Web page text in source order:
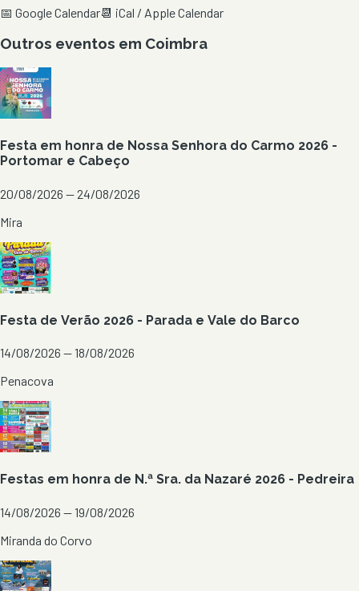
📅 Google Calendar📆 iCal / Apple Calendar
Outros eventos em Coimbra
Festa em honra de Nossa Senhora do Carmo 2026 -
Portomar e Cabeço
20/08/2026 — 24/08/2026
Mira
Festa de Verão 2026 - Parada e Vale do Barco
14/08/2026 — 18/08/2026
Penacova
Festas em honra de N.ª Sra. da Nazaré 2026 - Pedreira
14/08/2026 — 19/08/2026
Miranda do Corvo